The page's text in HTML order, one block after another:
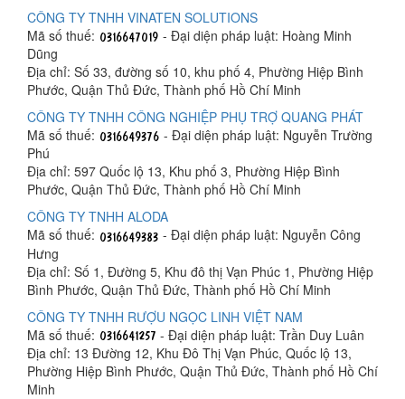
CÔNG TY TNHH VINATEN SOLUTIONS
Mã số thuế:
- Đại diện pháp luật: Hoàng Minh
Dũng
Địa chỉ: Số 33, đường số 10, khu phố 4, Phường Hiệp Bình
Phước, Quận Thủ Đức, Thành phố Hồ Chí Minh
CÔNG TY TNHH CÔNG NGHIỆP PHỤ TRỢ QUANG PHÁT
Mã số thuế:
- Đại diện pháp luật: Nguyễn Trường
Phú
Địa chỉ: 597 Quốc lộ 13, Khu phố 3, Phường Hiệp Bình
Phước, Quận Thủ Đức, Thành phố Hồ Chí Minh
CÔNG TY TNHH ALODA
Mã số thuế:
- Đại diện pháp luật: Nguyễn Công
Hưng
Địa chỉ: Số 1, Đường 5, Khu đô thị Vạn Phúc 1, Phường Hiệp
Bình Phước, Quận Thủ Đức, Thành phố Hồ Chí Minh
CÔNG TY TNHH RƯỢU NGỌC LINH VIỆT NAM
Mã số thuế:
- Đại diện pháp luật: Trần Duy Luân
Địa chỉ: 13 Đường 12, Khu Đô Thị Vạn Phúc, Quốc lộ 13,
Phường Hiệp Bình Phước, Quận Thủ Đức, Thành phố Hồ Chí
Minh